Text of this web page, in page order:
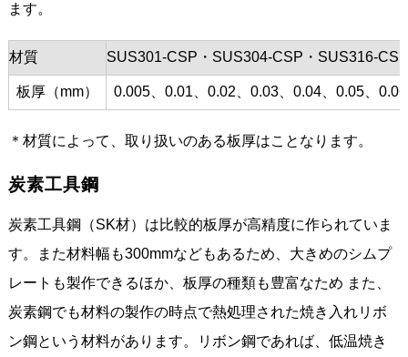
ます。
材質 SUS301-CSP・SUS304-CSP・SUS316-
板厚（mm） 0.005、0.01、0.02、0.03、0.04、0.05、
＊材質によって、取り扱いのある板厚はことなります。
炭素工具鋼
炭素工具鋼（SK材）は比較的板厚が高精度に作られていま
す。また材料幅も300mmなどもあるため、大きめのシムプ
レートも製作できるほか、板厚の種類も豊富なため また、
炭素鋼でも材料の製作の時点で熱処理された焼き入れリボ
ン鋼という材料があります。リボン鋼であれば、低温焼き